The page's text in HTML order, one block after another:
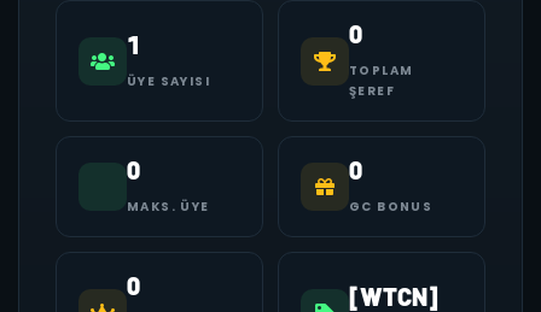
1
ÜYE SAYISI
0
TOPLAM
ŞEREF
0
MAKS. ÜYE
0
GC BONUS
0 [WTCN]